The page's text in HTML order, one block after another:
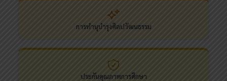
การทำนุบำรุงศิลปวัฒนธรรม
ประกันคุณภาพการศึกษา